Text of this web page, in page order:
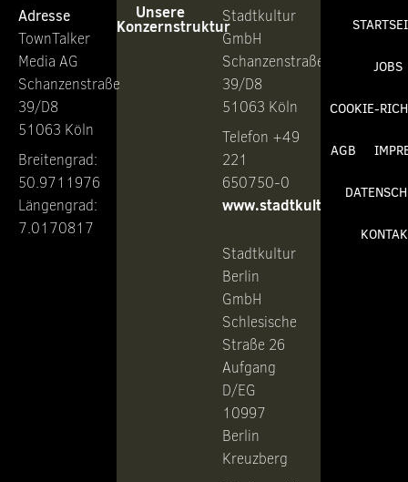
Adresse
TownTalker
Media AG
Schanzenstraße
39/D8
51063 Köln
Breitengrad:
50.9711976
Längengrad:
7.0170817
Unsere
Konzernstruktur
Stadtkultur
GmbH
Schanzenstraße
39/D8
51063 Köln
Telefon +49
221
650750-0
www.stadtkultur.de
Stadtkultur
Berlin
GmbH
Schlesische
Straße 26
Aufgang
D/EG
10997
Berlin
Kreuzberg
JOBS
COOKIE-
AGB